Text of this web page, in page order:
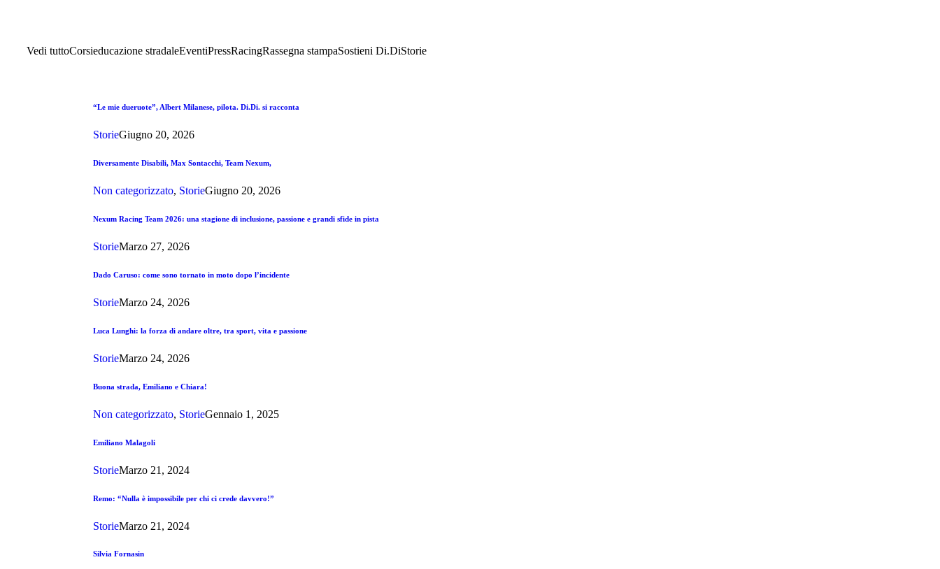
Vedi tuttoCorsieducazione stradaleEventiPressRacingRassegna stampaSostieni Di.DiStorie
“Le mie dueruote”, Albert Milanese, pilota. Di.Di. si racconta
StorieGiugno 20, 2026
Diversamente Disabili, Max Sontacchi, Team Nexum,
Non categorizzato, StorieGiugno 20, 2026
Nexum Racing Team 2026: una stagione di inclusione, passione e grandi sfide in pista
StorieMarzo 27, 2026
Dado Caruso: come sono tornato in moto dopo l’incidente
StorieMarzo 24, 2026
Luca Lunghi: la forza di andare oltre, tra sport, vita e passione
StorieMarzo 24, 2026
Buona strada, Emiliano e Chiara!
Non categorizzato, StorieGennaio 1, 2025
Emiliano Malagoli
StorieMarzo 21, 2024
Remo: “Nulla è impossibile per chi ci crede davvero!”
StorieMarzo 21, 2024
Silvia Fornasin